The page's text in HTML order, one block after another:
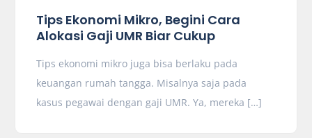
Tips Ekonomi Mikro, Begini Cara
Alokasi Gaji UMR Biar Cukup
Tips ekonomi mikro juga bisa berlaku pada
keuangan rumah tangga. Misalnya saja pada
kasus pegawai dengan gaji UMR. Ya, mereka […]